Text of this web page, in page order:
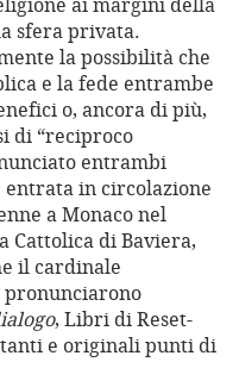
sfera privata.
la possibilità che
e la fede entrambe
o, ancora di più,
di “reciproco
entrambi
entrata in circolazione
a Monaco nel
Cattolica di Baviera,
il cardinale
pronunciarono
, Libri di Reset-
e originali punti di